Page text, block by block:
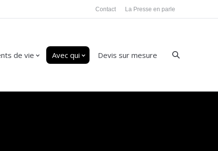
Contact La Presse en parle
de vie Avec qui Devis sur mesure